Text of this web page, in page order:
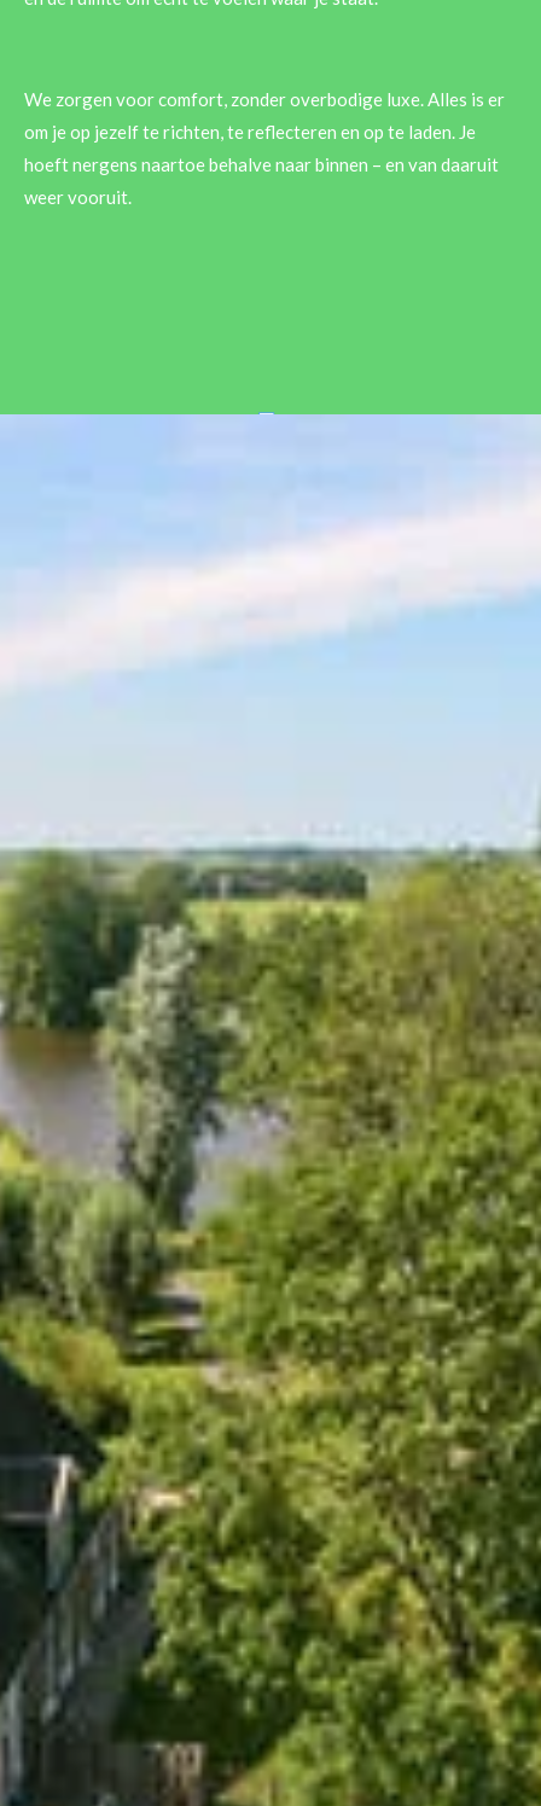
We zorgen voor comfort, zonder overbodige luxe. Alles is er
om je op jezelf te richten, te reflecteren en op te laden. Je
hoeft nergens naartoe behalve naar binnen – en van daaruit
weer vooruit.